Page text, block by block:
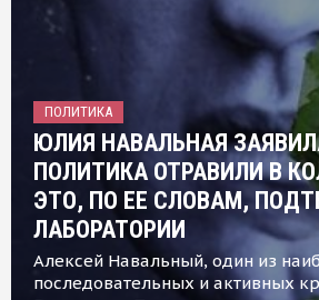
ПОЛИТИКА
ЮЛИЯ НАВАЛЬНАЯ
ПОЛИТИКА ОТРАВИЛИ В
ЭТО, ПО ЕЕ СЛОВАМ,
ЛАБОРАТОРИИ
Алексей Навальный, один из
последовательных и активных